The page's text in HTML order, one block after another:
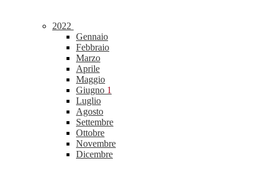
2022
Gennaio
Febbraio
Marzo
Aprile
Maggio
Giugno 1
Luglio
Agosto
Settembre
Ottobre
Novembre
Dicembre